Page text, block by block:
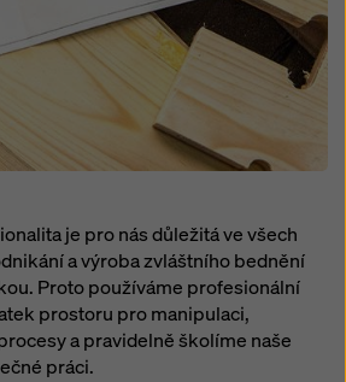
je pro nás důležitá ve všech
a výroba zvláštního bednění
Proto používáme profesionální
prostoru pro manipulaci,
a pravidelně školíme naše
práci.